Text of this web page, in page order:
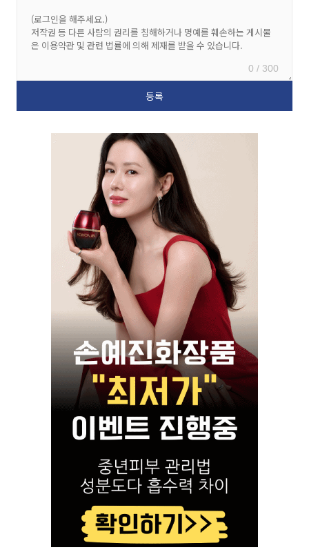
0 / 300